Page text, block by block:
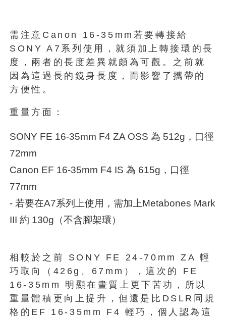
需注意Canon 16-35mm若要轉接給
SONY A7系列使用，就須加上轉接環的長
度，兩者的長度差異就頗為可觀。之前就
因為這過長的鏡身長度，而影響了攜帶的
方便性。
重量方面：
SONY FE 16-35mm F4 ZA OSS 為 512g，口徑
72mm
Canon EF 16-35mm F4 IS 為 615g，口徑
77mm
- 若要在A7系列上使用，需加上Metabones Mark
III 約 130g（不含腳架環）
相較於之前 SONY FE 24-70mm ZA 輕
巧取向（426g、67mm），這次的 FE
16-35mm 明顯在畫質上更下苦功，所以
重量體積更向上提升，但還是比DSLR同規
格的EF 16-35mm F4 輕巧，個人認為這